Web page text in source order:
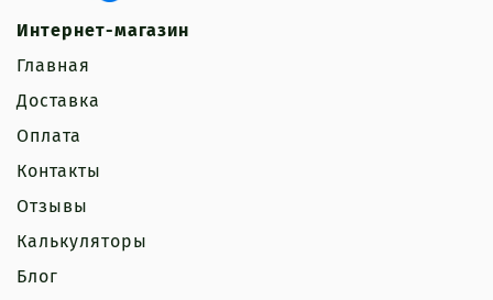
Интернет-магазин
Главная
Доставка
Оплата
Контакты
Отзывы
Калькуляторы
Блог